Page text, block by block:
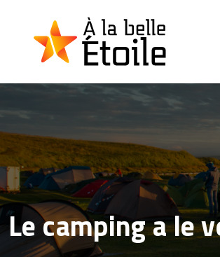
Le camping a le